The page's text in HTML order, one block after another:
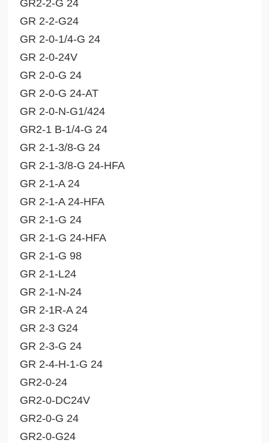
GR2-2-G 24
GR 2-2-G24
GR 2-0-1/4-G 24
GR 2-0-24V
GR 2-0-G 24
GR 2-0-G 24-AT
GR 2-0-N-G1/424
GR2-1 B-1/4-G 24
GR 2-1-3/8-G 24
GR 2-1-3/8-G 24-HFA
GR 2-1-A 24
GR 2-1-A 24-HFA
GR 2-1-G 24
GR 2-1-G 24-HFA
GR 2-1-G 98
GR 2-1-L24
GR 2-1-N-24
GR 2-1R-A 24
GR 2-3 G24
GR 2-3-G 24
GR 2-4-H-1-G 24
GR2-0-24
GR2-0-DC24V
GR2-0-G 24
GR2-0-G24